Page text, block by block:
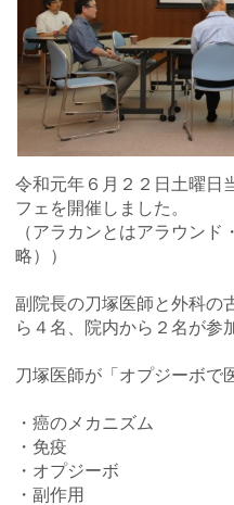
令和元年６月２２日土曜日
フェを開催しました。
（アラカンとはアラウン
略））
副院長の刀塚医師と外科の
ら４名、院内から２名が参
刀塚医師が「オプジーボで
・癌のメカニズム
・免疫
・オプジーボ
・副作用